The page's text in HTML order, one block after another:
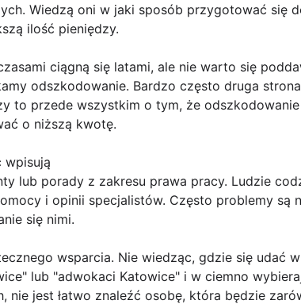
Wiedzą oni w jaki sposób przygotować się
ilość pieniędzy.
ciągną się latami, ale nie warto się
odszkodowanie. Bardzo często druga
to przede wszystkim o tym, że
o niższą kwotę.
wpisują
lub porady z zakresu prawa pracy. Ludzie
i opinii specjalistów. Często problemy są
się nimi.
wsparcia. Nie wiedząc, gdzie się udać
lub "adwokaci Katowice" i w ciemno
nie jest łatwo znaleźć osobę, która będzie